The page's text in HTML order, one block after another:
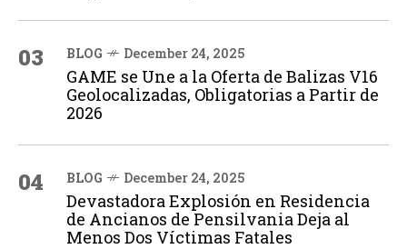
03 BLOG December 24, 2025
GAME se Une a la Oferta de Balizas V16
Geolocalizadas, Obligatorias a Partir de
2026
04 BLOG December 24, 2025
Devastadora Explosión en Residencia
de Ancianos de Pensilvania Deja al
Menos Dos Víctimas Fatales